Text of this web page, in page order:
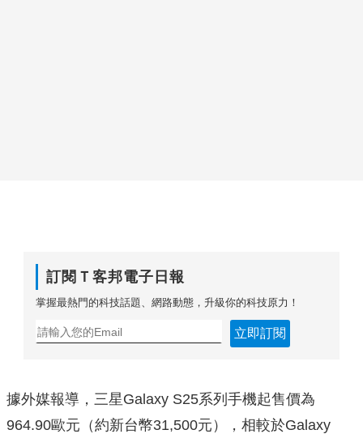
訂閱Ｔ客邦電子日報
掌握最熱門的科技話題、網路動態，升級你的科技原力！
立即訂閱
據外媒報導，三星Galaxy S25系列手機起售價為
964.90歐元（約新台幣31,500元），相較於Galaxy